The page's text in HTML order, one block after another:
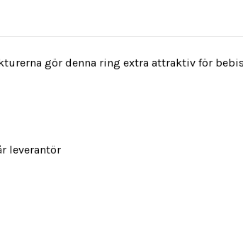
gör denna ring extra attraktiv för
leverantör